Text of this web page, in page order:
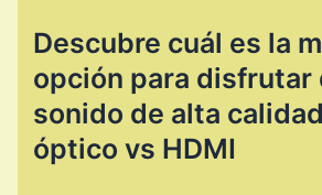
Descubre cuál es la
opción para disfrutar
sonido de alta
óptico vs HDMI